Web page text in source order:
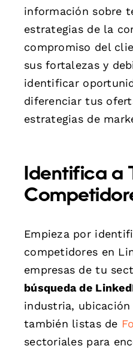
información sobre
estrategias de la
compromiso del
sus fortalezas y
identificar
diferenciar tus
estrategias de
Identifica a
Empieza por
competidores en
empresas de tu
búsqueda de
industria,
también listas de
sectoriales para